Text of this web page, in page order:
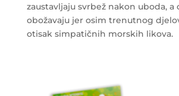
zaustavljaju svrbež nakon uboda, a
obožavaju jer osim trenutnog
otisak simpatičnih morskih likova.